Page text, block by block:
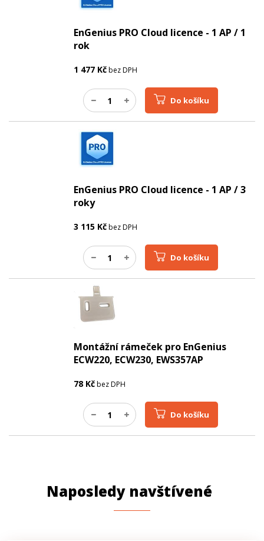
Zisk antény 2,4 GHz (dBi)
Zisk antény 5 GHz (dBi) 6
EnGenius PRO Cloud licence - 1 AP / 1
rok
1 477 Kčbez DPH
Do košíku
EnGenius PRO Cloud licence - 1 AP / 3
roky
3 115 Kčbez DPH
Do košíku
Montážní rámeček pro EnGenius
ECW220, ECW230, EWS357AP
78 Kčbez DPH
Do košíku
Naposledy navštívené